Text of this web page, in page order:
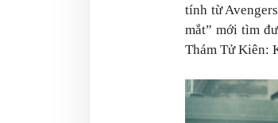
tính từ
mắt” mới tìm
Thám Tử Kiên: